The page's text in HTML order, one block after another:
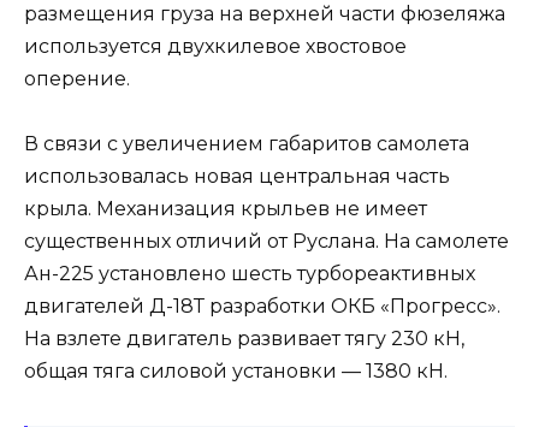
размещения груза на верхней части фюзеляжа
используется двухкилевое хвостовое
оперение.
В связи с увеличением габаритов самолета
использовалась новая центральная часть
крыла. Механизация крыльев не имеет
существенных отличий от Руслана. На самолете
Ан-225 установлено шесть турбореактивных
двигателей Д-18Т разработки ОКБ «Прогресс».
На взлете двигатель развивает тягу 230 кН,
общая тяга силовой установки — 1380 кН.